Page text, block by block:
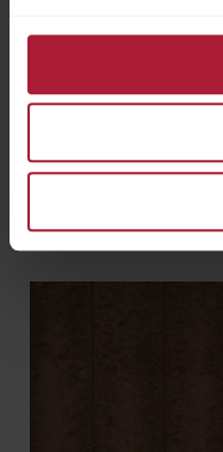
Vera Toffee